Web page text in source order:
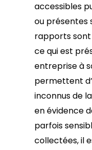
accessibles
ou présentes
rapports
ce qui est
entreprise à
permettent
inconnus de
en évidence
parfois
collectées, il